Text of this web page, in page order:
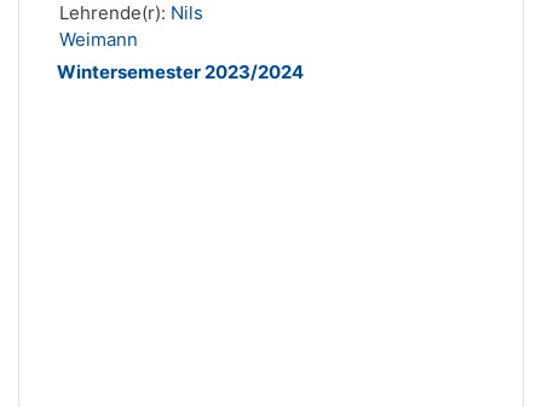
Lehrende(r): Nils
Weimann
Wintersemester 2023/2024